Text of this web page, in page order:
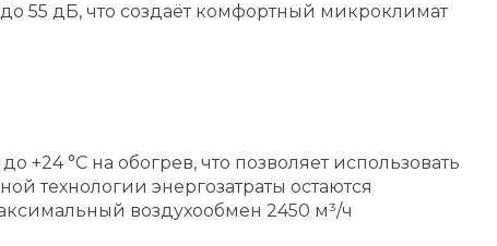
55 дБ, что создаёт комфортный микроклимат
+24 °C на обогрев, что позволяет использовать
технологии энергозатраты остаются
воздухообмен 2450 м³/ч